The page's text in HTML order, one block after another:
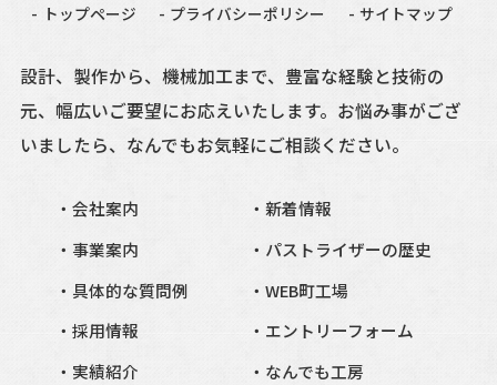
トップページ プライバシーポリシー サイトマップ
設計、製作から、機械加工まで、豊富な経験と技術の
元、 幅広いご要望にお応えいたします。 お悩み事がござ
いましたら、 なんでもお気軽にご相談ください。
会社案内
新着情報
事業案内
パストライザーの歴史
具体的な質問例
WEB町工場
採用情報
エントリーフォーム
実績紹介
なんでも工房